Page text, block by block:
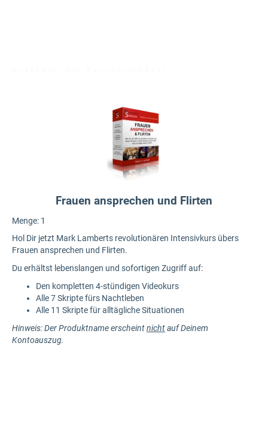
Frauen ansprechen und Flirten
Menge: 1
Hol Dir jetzt Mark Lamberts revolutionären Intensivkurs übers
Frauen ansprechen und Flirten.
Du erhältst lebenslangen und sofortigen Zugriff auf:
Den kompletten 4-stündigen Videokurs
Alle 7 Skripte fürs Nachtleben
Alle 11 Skripte für alltägliche Situationen
Hinweis: Der Produktname erscheintnichtauf Deinem
Kontoauszug.